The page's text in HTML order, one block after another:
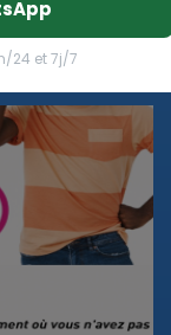
24 et 7j/7